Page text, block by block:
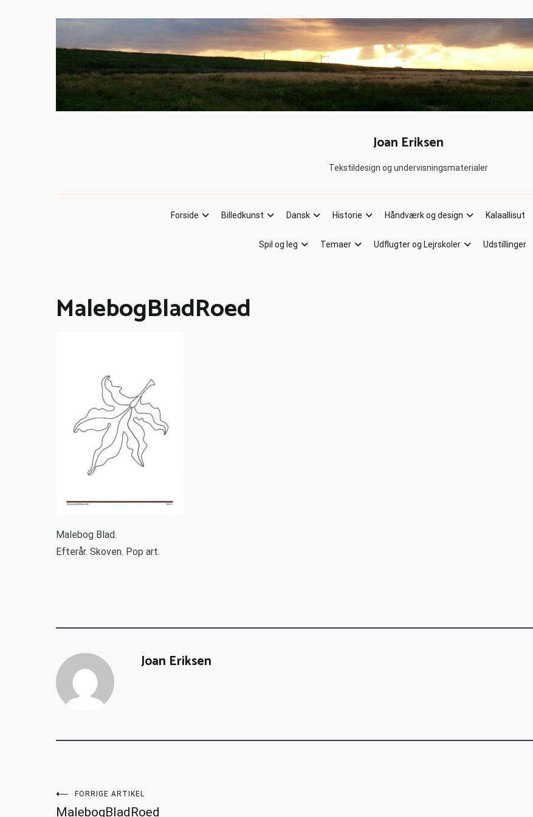
Joan Eriksen
Tekstildesign og undervisningsmaterialer
Forside Billedkunst Dansk Historie Håndværk og design Kalaallisut
Spil og leg Temaer Udflugter og Lejrskoler Udstillinger
MalebogBladRoed
Malebog Blad.
Efterår. Skoven. Pop art.
Joan Eriksen
FORRIGE ARTIKEL
MalebogBladRoed